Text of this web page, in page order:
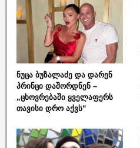
ნუცა ბუზალაძე და დარენ
პრინცი დაშორდნენ –
„ცხოვრებაში ყველაფერს
თავისი დრო აქვს“